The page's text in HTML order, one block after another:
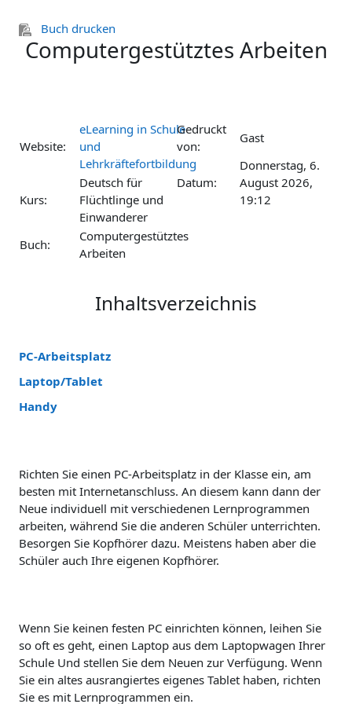
Buch drucken
Computergestütztes Arbeiten
Website:
eLearning in Schule
und
Lehrkräftefortbildung
Kurs:
Deutsch für
Flüchtlinge und
Einwanderer
Buch:
Computergestütztes
Arbeiten
Gedruckt
von:
Gast
Datum:
Donnerstag, 6.
August 2026,
19:12
Inhaltsverzeichnis
PC-Arbeitsplatz
Laptop/Tablet
Handy
Richten Sie einen PC-Arbeitsplatz in der Klasse ein, am
besten mit Internetanschluss. An diesem kann dann der
Neue individuell mit verschiedenen Lernprogrammen
arbeiten, während Sie die anderen Schüler unterrichten.
Besorgen Sie Kopfhörer dazu. Meistens haben aber die
Schüler auch Ihre eigenen Kopfhörer.
Wenn Sie keinen festen PC einrichten können, leihen Sie
so oft es geht, einen Laptop aus dem Laptopwagen Ihrer
Schule Und stellen Sie dem Neuen zur Verfügung. Wenn
Sie ein altes ausrangiertes eigenes Tablet haben, richten
Sie es mit Lernprogrammen ein.